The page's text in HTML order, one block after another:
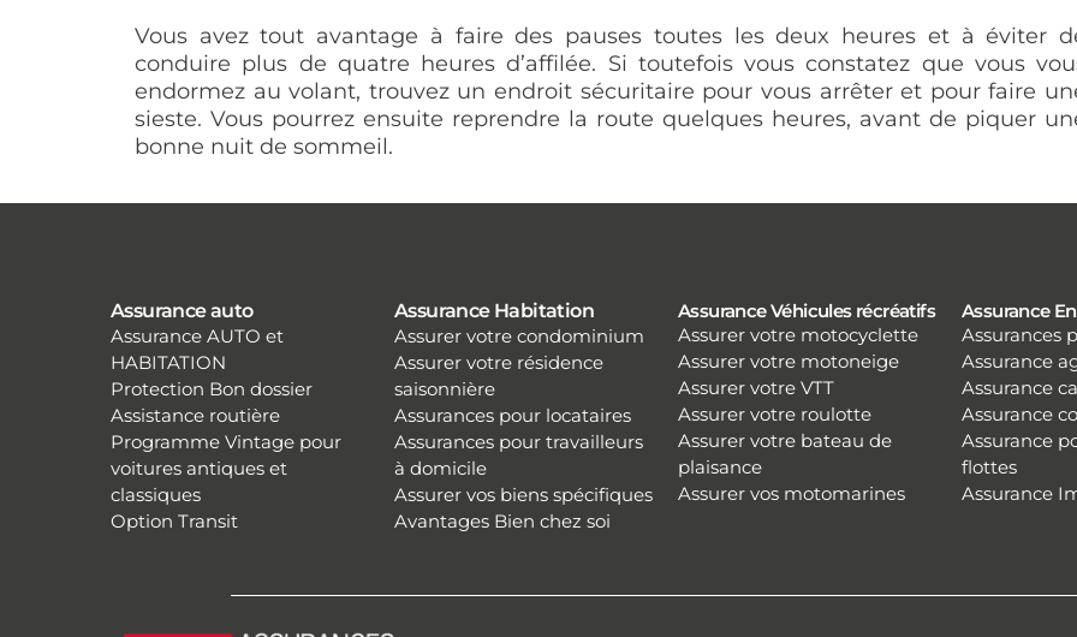
Vous avez tout avantage à faire des pauses toutes les deux heures et à éviter
conduire plus de quatre heures d’affilée. Si toutefois vous constatez que vous
endormez au volant, trouvez un endroit sécuritaire pour vous arrêter et pour faire
sieste. Vous pourrez ensuite reprendre la route quelques heures, avant de piquer
bonne nuit de sommeil.
Assurance auto
Assurance AUTO et
HABITATION
Protection Bon dossier
Assistance routière
Programme Vintage pour
voitures antiques et
classiques
Option Transit
Assurance Habitation
Assurer votre condominium
Assurer votre résidence
saisonnière
Assurances pour locataires
Assurances pour travailleurs
à domicile
Assurer vos biens spécifiques
Avantages Bien chez soi
Assurance Véhicules récréatifs
Assurer votre motocyclette
Assurer votre motoneige
Assurer votre VTT
Assurer votre roulotte
Assurer votre bateau de
plaisance
Assurer vos motomarines
Assurance
Assurances
Assurance
Assurance
Assurance
Assurance
flottes
Assurance